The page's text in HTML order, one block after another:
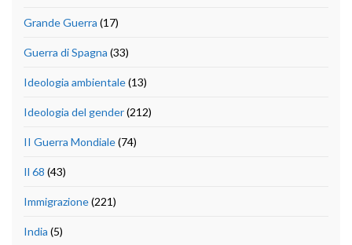
Grande Guerra (17)
Guerra di Spagna (33)
Ideologia ambientale(13)
Ideologia del gender(212)
II Guerra Mondiale(74)
Il 68 (43)
Immigrazione(221)
India (5)